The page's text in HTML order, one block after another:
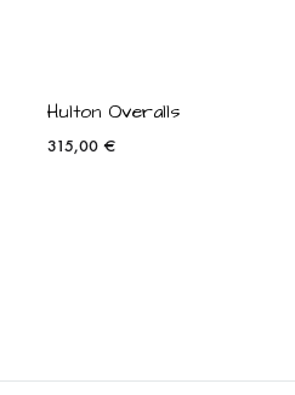
Hulton Overalls
315,00 €